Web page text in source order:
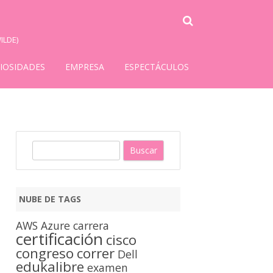
EMPRESA ESPECTÁCULOS
a
r
NUBE DE TAGS
AWS Azure carrera
certificación cisco
congreso correr Dell
edukalibre examen